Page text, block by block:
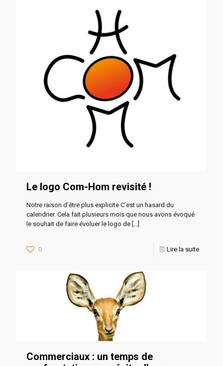
Le logo Com-Hom revisité !
Notre raison d’être plus explicite C’est un hasard du
calendrier. Cela fait plusieurs mois que nous avons évoqué
le souhait de faire évoluer le logo de
0 Lire la suite
Commerciaux : un temps de